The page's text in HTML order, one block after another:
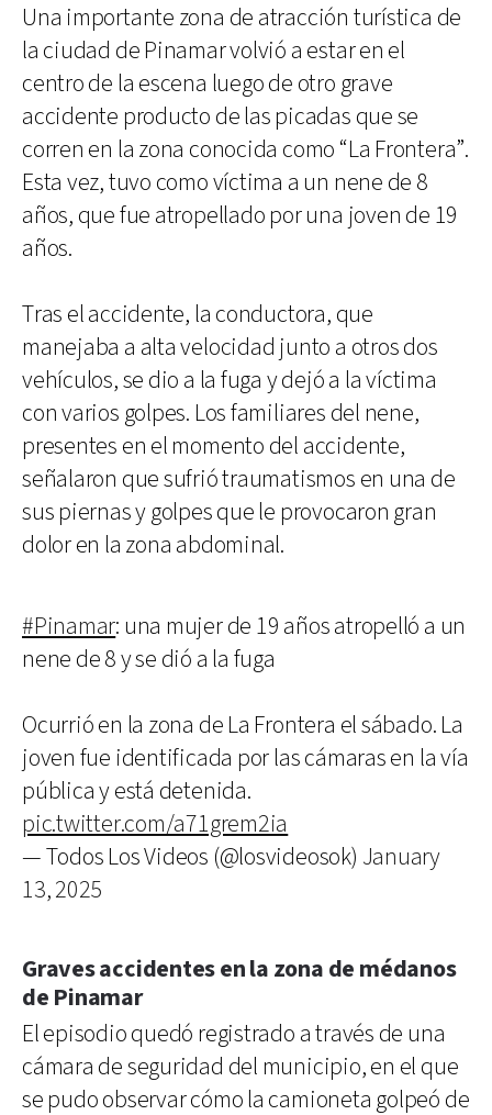
Una importante zona de atracción turística de
la ciudad de Pinamar volvió a estar en el
centro de la escena luego de otro grave
accidente producto de las picadas que se
corren en la zona conocida como “La Frontera”.
Esta vez, tuvo como víctima a un nene de 8
años, que fue atropellado por una joven de 19
años.
Tras el accidente, la conductora, que
manejaba a alta velocidad junto a otros dos
vehículos, se dio a la fuga y dejó a la víctima
con varios golpes. Los familiares del nene,
presentes en el momento del accidente,
señalaron que sufrió traumatismos en una de
sus piernas y golpes que le provocaron gran
dolor en la zona abdominal.
#Pinamar: una mujer de 19 años atropelló a un
nene de 8 y se dió a la fuga
Ocurrió en la zona de La Frontera el sábado. La
joven fue identificada por las cámaras en la vía
pública y está detenida.
pic.twitter.com/a71grem2ia
— Todos Los Videos (@losvideosok) January
13, 2025
Graves accidentes en la zona de médanos
de Pinamar
El episodio quedó registrado a través de una
cámara de seguridad del municipio, en el que
se pudo observar cómo la camioneta golpeó de